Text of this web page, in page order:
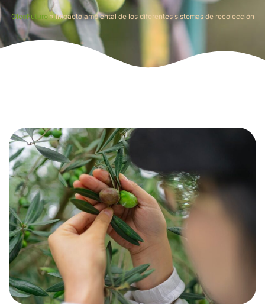
OleoFuturo»Impacto ambiental de los diferentes sistemas de recolección